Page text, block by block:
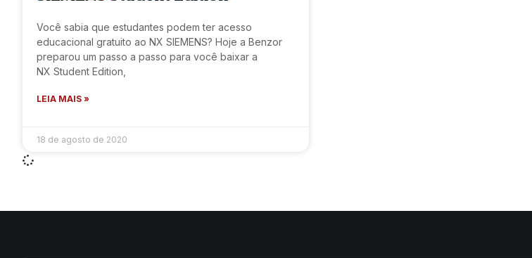
Você sabia que estudantes podem ter acesso
educacional gratuito ao NX SIEMENS? Hoje a Benzor
preparou um passo a passo para você baixar a
NX Student Edition,
LEIA MAIS »
18 de agosto de 2020